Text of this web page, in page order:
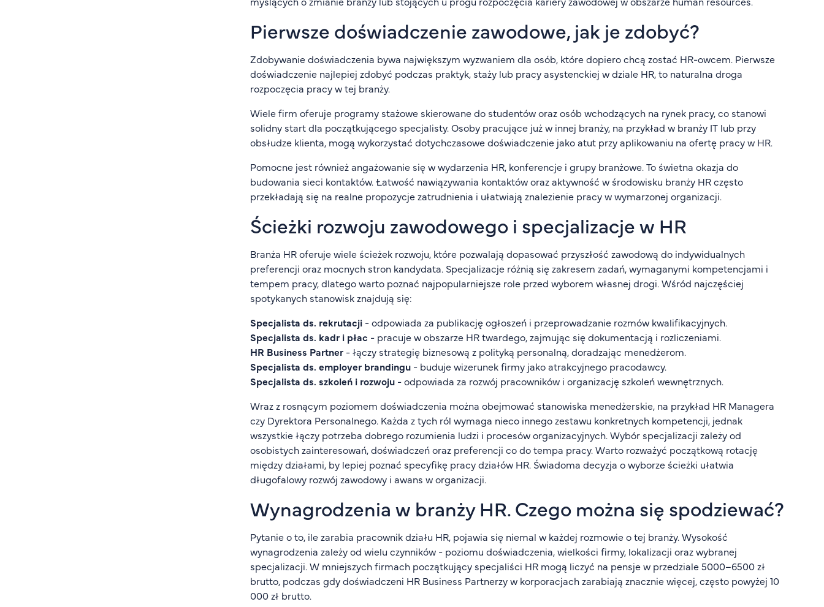
Pierwsze doświadczenie zawodowe, jak je zdobyć?
Zdobywanie doświadczenia bywa największym wyzwaniem dla osób, które dopiero chcą zostać HR-owcem. Pierwsze
doświadczenie najlepiej zdobyć podczas praktyk, staży lub pracy asystenckiej w dziale HR, to naturalna droga
rozpoczęcia pracy w tej branży.
Wiele firm oferuje programy stażowe skierowane do studentów oraz osób wchodzących na rynek pracy, co stanowi
solidny start dla początkującego specjalisty. Osoby pracujące już w innej branży, na przykład w branży IT lub przy
obsłudze klienta, mogą wykorzystać dotychczasowe doświadczenie jako atut przy aplikowaniu na ofertę pracy w HR.
Pomocne jest również angażowanie się w wydarzenia HR, konferencje i grupy branżowe. To świetna okazja do
budowania sieci kontaktów. Łatwość nawiązywania kontaktów oraz aktywność w środowisku branży HR często
przekładają się na realne propozycje zatrudnienia i ułatwiają znalezienie pracy w wymarzonej organizacji.
Ścieżki rozwoju zawodowego i specjalizacje w HR
Branża HR oferuje wiele ścieżek rozwoju, które pozwalają dopasować przyszłość zawodową do indywidualnych
preferencji oraz mocnych stron kandydata. Specjalizacje różnią się zakresem zadań, wymaganymi kompetencjami i
tempem pracy, dlatego warto poznać najpopularniejsze role przed wyborem własnej drogi. Wśród najczęściej
spotykanych stanowisk znajdują się:
Specjalista ds. rekrutacji - odpowiada za publikację ogłoszeń i przeprowadzanie rozmów kwalifikacyjnych.
Specjalista ds. kadr i płac - pracuje w obszarze HR twardego, zajmując się dokumentacją i rozliczeniami.
HR Business Partner - łączy strategię biznesową z polityką personalną, doradzając menedżerom.
Specjalista ds. employer brandingu - buduje wizerunek firmy jako atrakcyjnego pracodawcy.
Specjalista ds. szkoleń i rozwoju - odpowiada za rozwój pracowników i organizację szkoleń wewnętrznych.
Wraz z rosnącym poziomem doświadczenia można obejmować stanowiska menedżerskie, na przykład HR Managera
czy Dyrektora Personalnego. Każda z tych ról wymaga nieco innego zestawu konkretnych kompetencji, jednak
wszystkie łączy potrzeba dobrego rozumienia ludzi i procesów organizacyjnych. Wybór specjalizacji zależy od
osobistych zainteresowań, doświadczeń oraz preferencji co do tempa pracy. Warto rozważyć początkową rotację
między działami, by lepiej poznać specyfikę pracy działów HR. Świadoma decyzja o wyborze ścieżki ułatwia
długofalowy rozwój zawodowy i awans w organizacji.
Wynagrodzenia w branży HR. Czego można się spodziewać?
Pytanie o to, ile zarabia pracownik działu HR, pojawia się niemal w każdej rozmowie o tej branży. Wysokość
wynagrodzenia zależy od wielu czynników - poziomu doświadczenia, wielkości firmy, lokalizacji oraz wybranej
specjalizacji. W mniejszych firmach początkujący specjaliści HR mogą liczyć na pensje w przedziale 5000–6500 zł
brutto, podczas gdy doświadczeni HR Business Partnerzy w korporacjach zarabiają znacznie więcej, często powyżej 10
000 zł brutto.